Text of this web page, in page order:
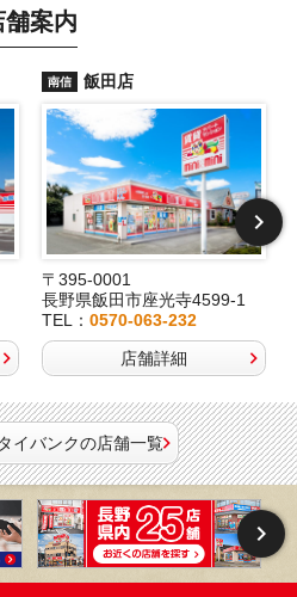
舗案内
南信 飯田店
〒395-0001
長野県飯田市座光寺4599-1
TEL： 0570-063-232
店舗詳細
イバンクの店舗一覧